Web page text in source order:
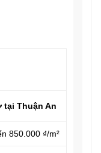
Thuận An
850.000 ₫/m²